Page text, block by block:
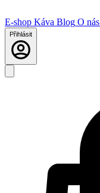
E-shop Káva Blog O nás
Přihlásit